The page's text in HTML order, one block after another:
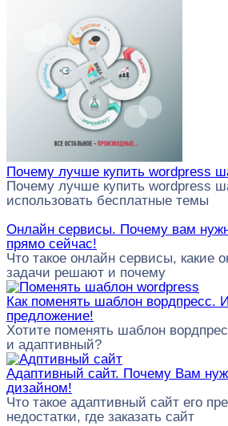
Почему лучше купить wordpress
Почему лучше купить wordpress
использовать бесплатные темы
Онлайн сервисы. Почему вам
прямо сейчас!
Что такое онлайн сервисы, какие
задачи решают и почему
Как поменять шаблон вордпресс.
предложение!
Хотите поменять шаблон
и адаптивный?
Адаптивный сайт. Почему Вам
дизайном!
Что такое адаптивный сайт его
недостатки, где заказать сайт